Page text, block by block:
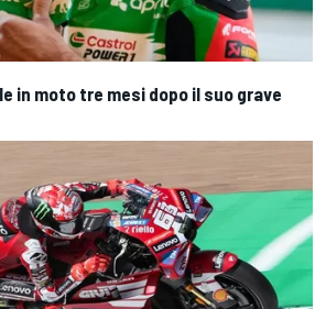
in moto tre mesi dopo il suo grave